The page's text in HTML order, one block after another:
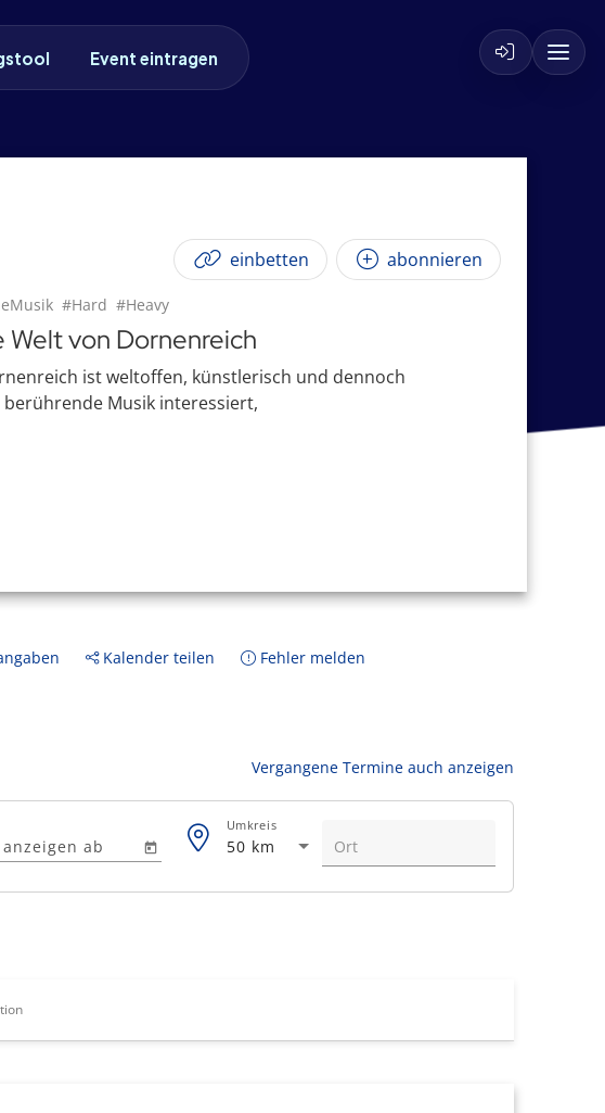
Event eintragen
einbetten abonnieren
#Hard #Heavy
Welt von Dornenreich
ist weltoffen, künstlerisch und dennoch
Musik interessiert,
Kalender teilen Fehler melden
Vergangene Termine auch anzeigen
ab 50 km
Umkreis